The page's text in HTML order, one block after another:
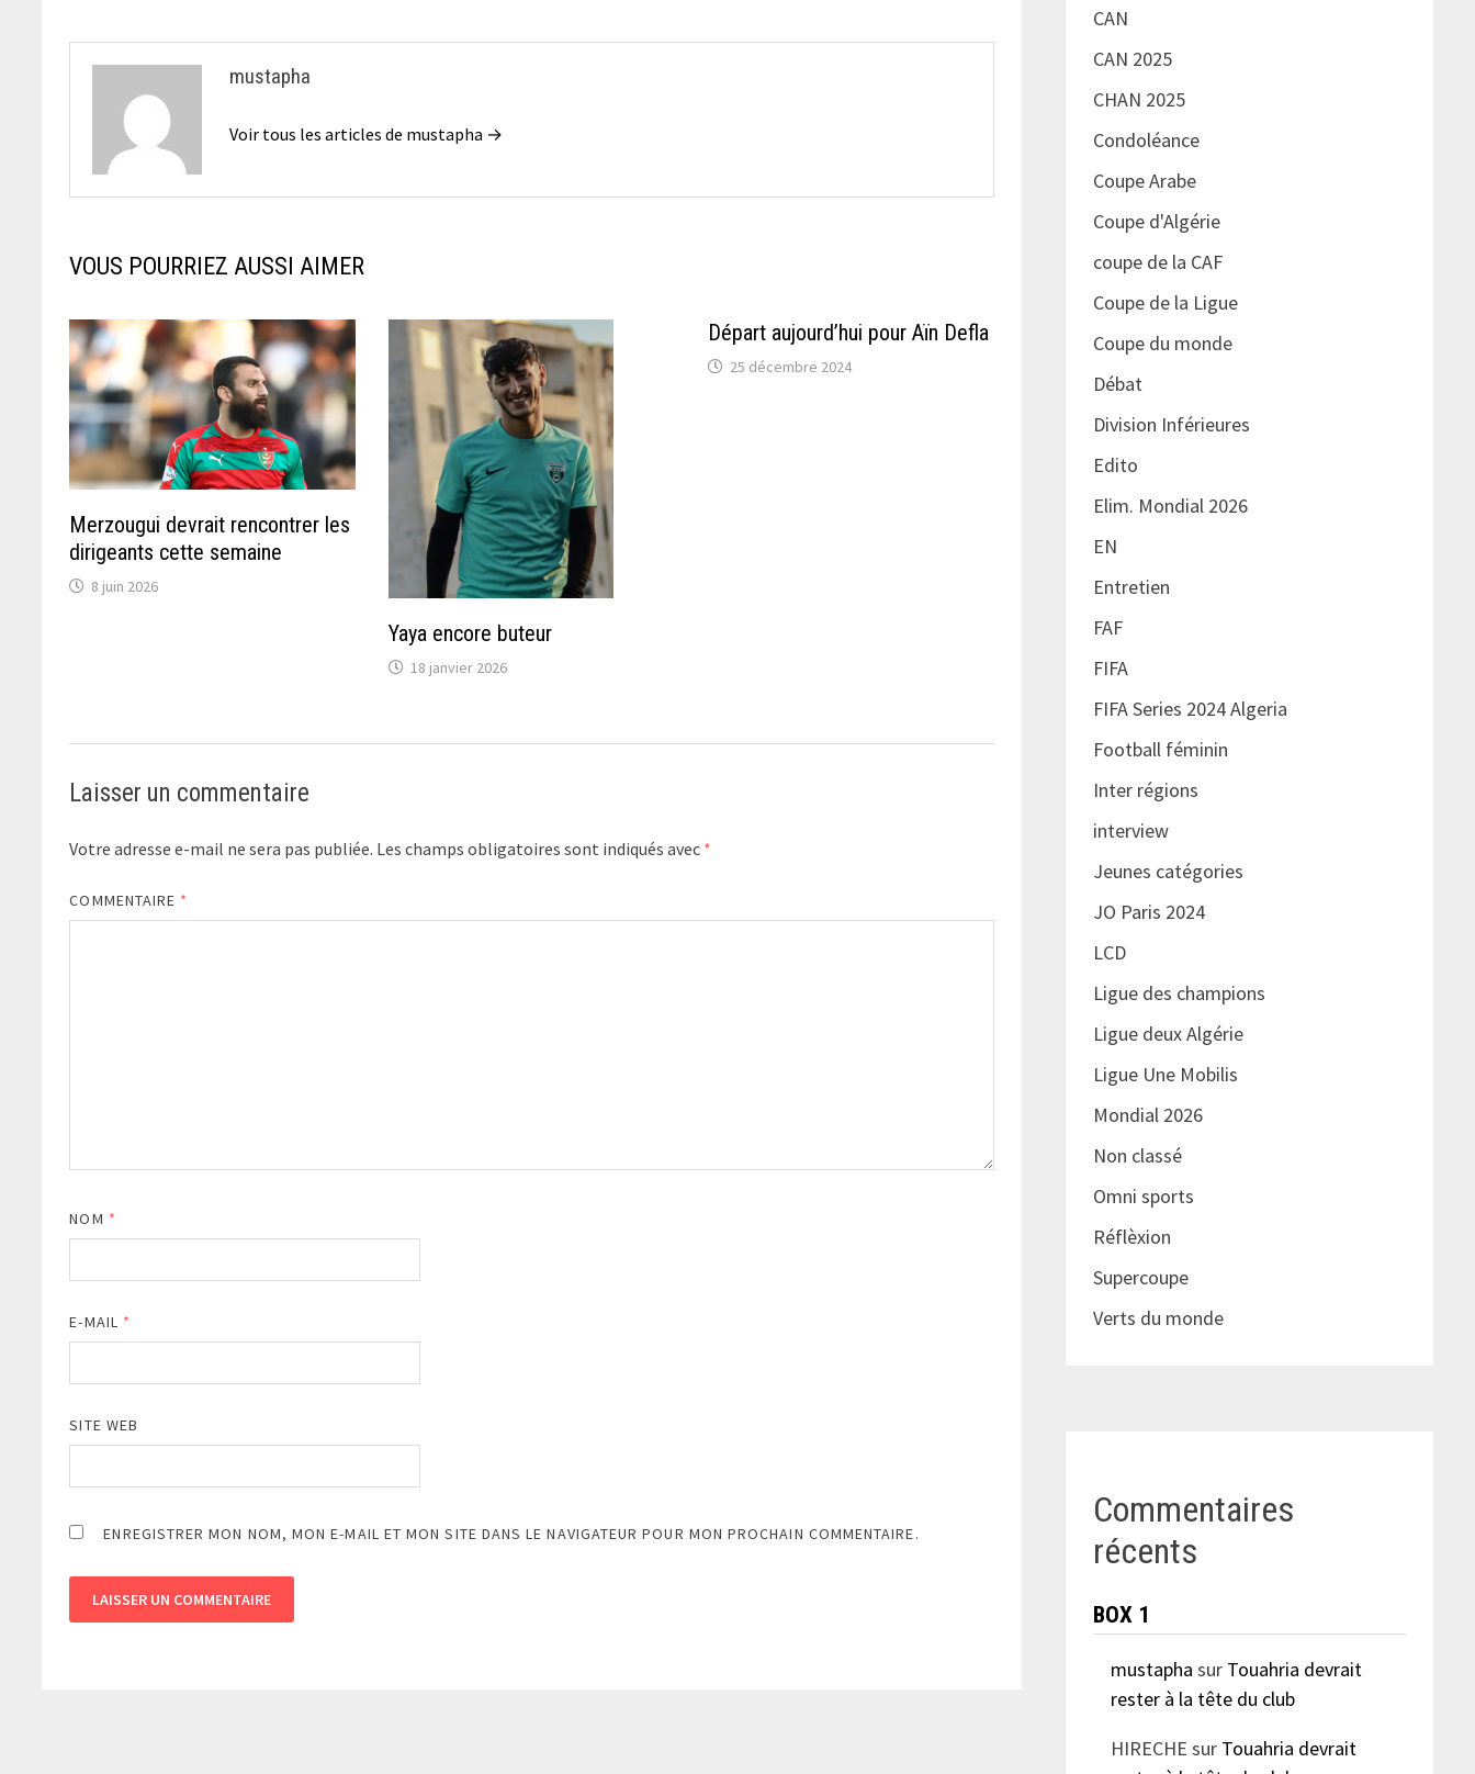
mustapha
Voir tous les articles de mustapha →
VOUS POURRIEZ AUSSI AIMER
Merzougui devrait rencontrer les
dirigeants cette semaine
8 juin 2026
Yaya encore buteur
18 janvier 2026
Départ aujourd’hui pour Aïn Defla
25 décembre 2024
Laisser un commentaire
Votre adresse e-mail ne sera pas publiée. Les champs obligatoires sont indiqués avec *
COMMENTAIRE *
NOM *
E-MAIL *
SITE WEB
ENREGISTRER MON NOM, MON E-MAIL ET MON SITE DANS LE NAVIGATEUR POUR MON PROCHAIN COMMENTAIRE.
CAN
CAN 2025
CHAN 2025
Condoléance
Coupe Arabe
Coupe d'Algérie
coupe de la CAF
Coupe de la Ligue
Coupe du monde
Débat
Division Inférieures
Edito
Elim. Mondial 2026
EN
Entretien
FAF
FIFA
FIFA Series 2024 Algeria
Football féminin
Inter régions
interview
Jeunes catégories
JO Paris 2024
LCD
Ligue des champions
Ligue deux Algérie
Ligue Une Mobilis
Mondial 2026
Non classé
Omni sports
Réflèxion
Supercoupe
Verts du monde
Commentaires
récents
BOX 1
mustapha sur Touahria devrait
rester à la tête du club
HIRECHE sur Touahria devrait